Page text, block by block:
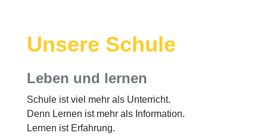
Unsere Schule
Leben und lernen
Schule ist viel mehr als Unterricht.
Denn Lernen ist mehr als Information.
Lernen ist Erfahrung.